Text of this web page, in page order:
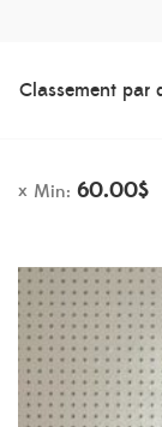
Min: 60.00$